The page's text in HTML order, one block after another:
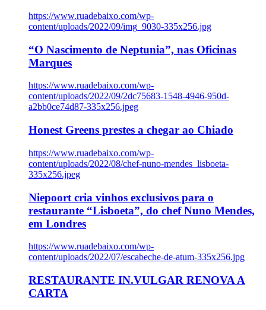
https://www.ruadebaixo.com/wp-
content/uploads/2022/09/img_9030-335x256.jpg
“O Nascimento de Neptunia”, nas Oficinas
Marques
https://www.ruadebaixo.com/wp-
content/uploads/2022/09/2dc75683-1548-4946-950d-
a2bb0ce74d87-335x256.jpeg
Honest Greens prestes a chegar ao Chiado
https://www.ruadebaixo.com/wp-
content/uploads/2022/08/chef-nuno-mendes_lisboeta-
335x256.jpeg
Niepoort cria vinhos exclusivos para o
restaurante “Lisboeta”, do chef Nuno Mendes,
em Londres
https://www.ruadebaixo.com/wp-
content/uploads/2022/07/escabeche-de-atum-335x256.jpg
RESTAURANTE IN.VULGAR RENOVA A
CARTA